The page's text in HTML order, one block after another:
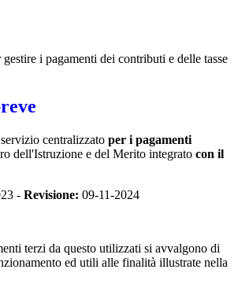
i pagamenti dei contributi e delle tasse
centralizzato per i pagamenti
dell'Istruzione e del Merito integrato con il
- Revisione: 09-11-2024
terzi da questo utilizzati si avvalgono di
ed utili alle finalità illustrate nella